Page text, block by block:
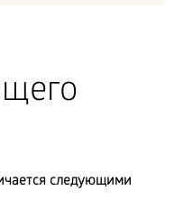
следующими